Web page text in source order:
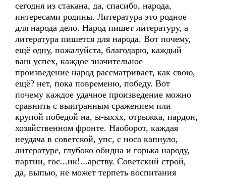
сегодня из стакана, да, спасибо, народа,
интересами родины. Литература это родное
для народа дело. Народ пишет литературу, а
литература пишется для народа. Вот почему,
ещё одну, пожалуйста, благодарю, каждый
ваш успех, каждое значительное
произведение народ рассматривает, как свою,
ещё? нет, пока повременю, победу. Вот
почему каждое удачное произведение можно
сравнить с выигранным сражением или
крупой победой на, ы-ыххх, отрыжка, пардон,
хозяйственном фронте. Наоборот, каждая
неудача в советской, упс, с носа капнуло,
литературе, глубоко обидна и горька народу,
партии, гос...ик!...арству. Советский строй,
да, выпью, не может терпеть воспитания